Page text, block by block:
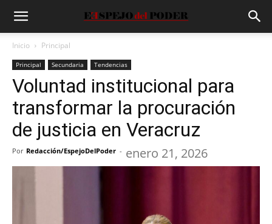
Inicio Principal
Principal Secundaria Tendencias
Voluntad institucional para
transformar la procuración
de justicia en Veracruz
Por Redacción/EspejoDelPoder - enero 21, 2026